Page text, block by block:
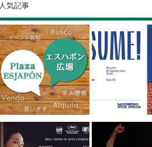
人気記事